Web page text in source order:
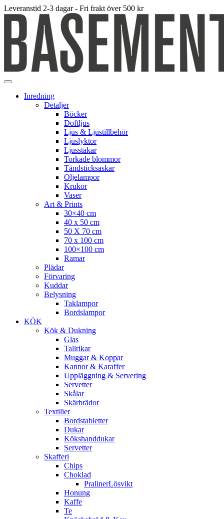
Leveranstid 2-3 dagar - Fri frakt över 500 kr
Inredning
Detaljer
Böcker
Doftljus
Ljus & Ljustillbehör
Ljuslyktor
Ljusstakar
Torkade blommor
Tändsticksaskar
Oljelampor
Krukor
Vaser
Art & Prints
30×40 cm
40 x 50 cm
50 X 70 cm
70 x 100 cm
100×100 cm
Ramar
Plädar
Förvaring
Kuddar
Belysning
Taklampor
Bordslampor
KÖK
Kök & Dukning
Glas
Tallrikar
Muggar & Koppar
Kannor & Karaffer
Uppläggning & Servering
Servetter
Skålar
Skärbrädor
Textilier
Bordstabletter
Dukar
Kökshanddukar
Servetter
Skafferi
Chips
Choklad
PralinerLösvikt
Honung
Kaffe
Te